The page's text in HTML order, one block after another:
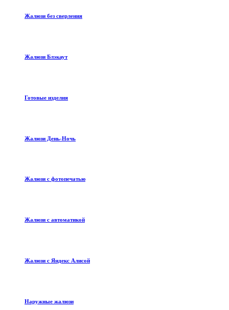
Жалюзи без сверления
Жалюзи Блэкаут
Готовые изделия
Жалюзи День-Ночь
Жалюзи с фотопечатью
Жалюзи с автоматикой
Жалюзи с Яндекс Алисой
Наружные жалюзи